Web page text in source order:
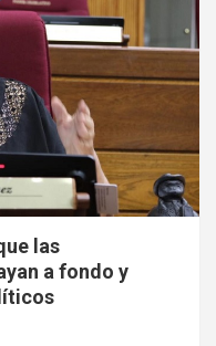
las
a fondo y